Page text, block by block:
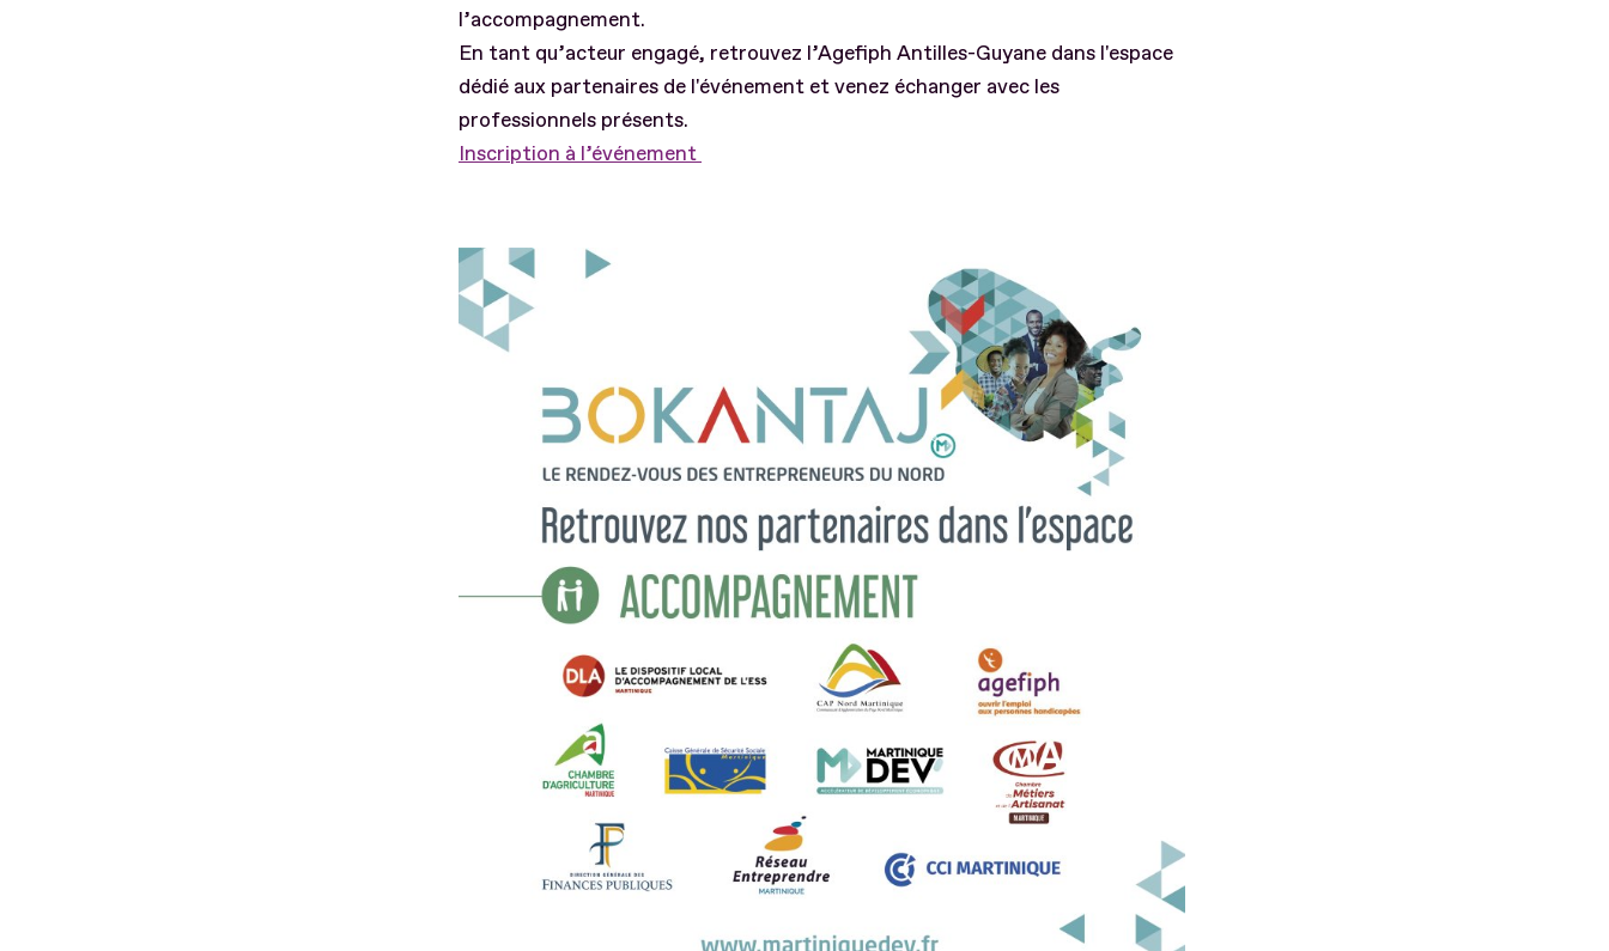
l’accompagnement.
En tant qu’acteur engagé, retrouvez l’Agefiph Antilles-Guyane dans l'espace
dédié aux partenaires de l'événement et venez échanger avec les
professionnels présents.
Inscription à l’événement
Fichier